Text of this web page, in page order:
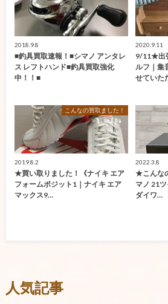
2018.9.8
■釣具買取速報！■シマノ アンタレ
ス レフトハンド■釣具買取強化
中！！■
2020.9.11
9/11★出
ルフ｜集
せていた
こんなの買取ました！
2019.8.2
★買い取りました！《ナイキ エア
フォームポジット1｜ナイキ エア
マックス9…
2022.3.8
★こんな
マノ 21
ダイワ…
人気記事